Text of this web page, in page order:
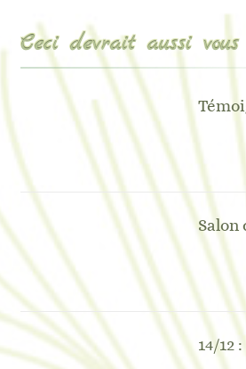
Ceci devrait aussi vous
Salon
14/12